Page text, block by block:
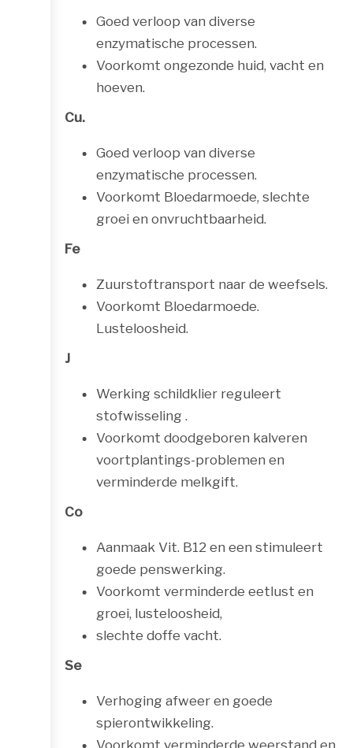
Goed verloop van diverse
enzymatische processen.
Voorkomt ongezonde huid, vacht en
hoeven.
Cu.
Goed verloop van diverse
enzymatische processen.
Voorkomt Bloedarmoede, slechte
groei en onvruchtbaarheid.
Fe
Zuurstoftransport naar de weefsels.
Voorkomt Bloedarmoede.
Lusteloosheid.
J
Werking schildklier reguleert
stofwisseling .
Voorkomt doodgeboren kalveren
voortplantings-problemen en
verminderde melkgift.
Co
Aanmaak Vit. B12 en een stimuleert
goede penswerking.
Voorkomt verminderde eetlust en
groei, lusteloosheid,
slechte doffe vacht.
Se
Verhoging afweer en goede
spierontwikkeling.
Voorkomt verminderde weerstand en